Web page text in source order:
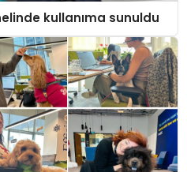
kullanıma sunuldu